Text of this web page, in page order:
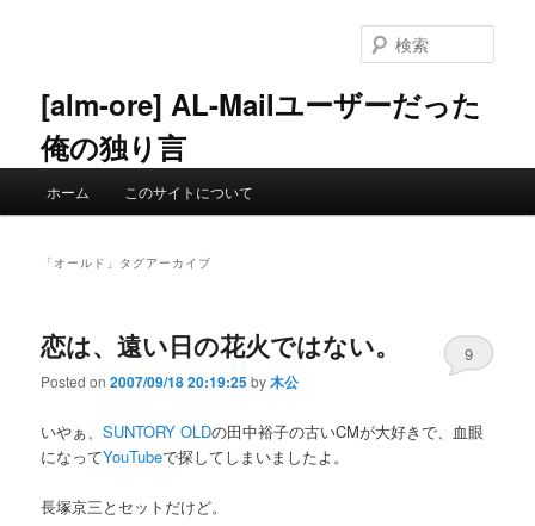
ン
へ
ツ
移
[alm-ore] AL-Mailユーザーだった
俺の独り言
索
ホーム このサイトについて
「 オールド 」タグアーカイブ
恋は、遠い日の花火ではない。
Posted on2007/09/18 20:19:25by木公
9
いやぁ、SUNTORY OLDの田中裕子の古いCMが大好きで、血眼
になってYouTubeで探してしまいましたよ。
長塚京三とセットだけど。